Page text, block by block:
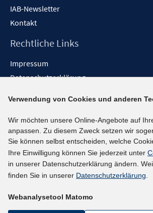
IAB-Newsletter
Kontakt
Rechtliche Links
Impressum
Datenschutzerklärung
Barrieren melden
Social-Media-Kanäle
BlueSky
YouTube
LinkedIn
kununu
Verwendung von Cookies und anderen
Wir möchten unsere Online-Angebote auf
anpassen. Zu diesem Zweck setzen wir
Sie können selbst entscheiden, welche
Ihre Einwilligung können Sie jederzeit unter
in unserer Datenschutzerklärung ändern.
finden Sie in unserer Datenschutzerklärung.
Webanalysetool Matomo